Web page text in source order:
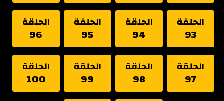
الحلقة
93
الحلقة
94
الحلقة
95
الحلقة
96
الحلقة
97
الحلقة
98
الحلقة
99
الحلقة
100